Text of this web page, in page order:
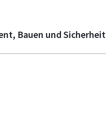
Bauen und Sicherheit